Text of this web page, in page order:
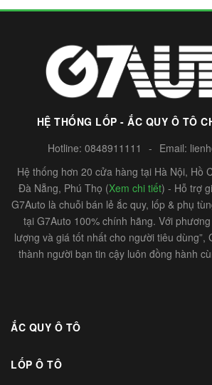
HỆ THỐNG LỐP - ẮC QUY Ô TÔ
Hotline: 0848911111 - Email:
Hệ thống hơn 20 cửa hàng tại Hà Nội, Hồ
Đà Nẵng, Phú Thọ (Xem chi tiết) - Hỗ trợ
G7Auto là chuỗi bán lẻ ắc quy, lốp & phụ
tại G7Auto 100% chính hãng. Với
lượng và giá tốt nhất cho người tiêu dùng”,
thành người bạn tin cậy luôn đồng hành
ẮC QUY Ô TÔ
LỐP Ô TÔ